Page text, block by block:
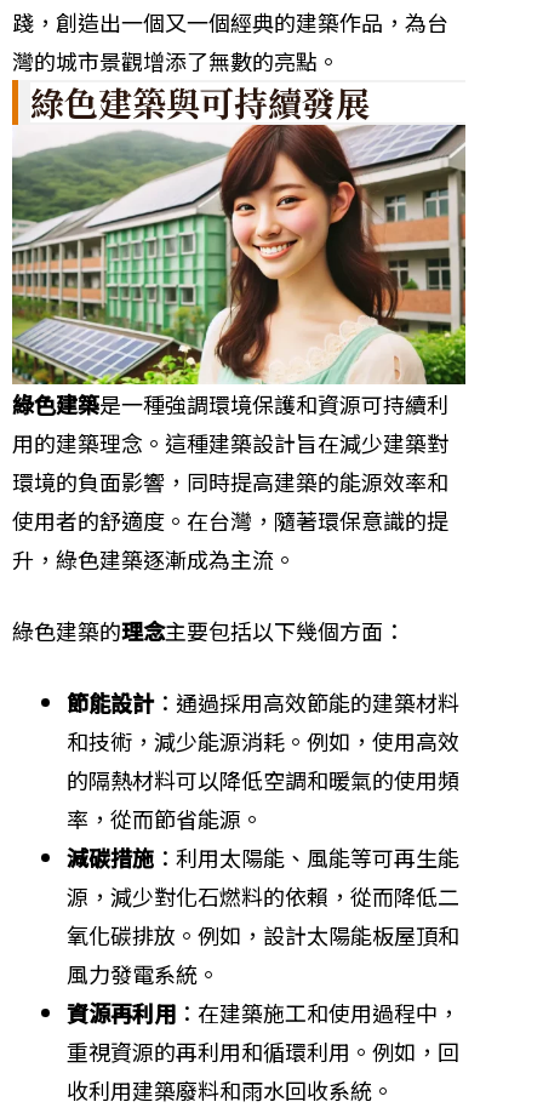
踐，創造出一個又一個經典的建築作品，為台
灣的城市景觀增添了無數的亮點。
綠色建築與可持續發展
綠色建築是一種強調環境保護和資源可持續利
用的建築理念。這種建築設計旨在減少建築對
環境的負面影響，同時提高建築的能源效率和
使用者的舒適度。在台灣，隨著環保意識的提
升，綠色建築逐漸成為主流。
綠色建築的理念主要包括以下幾個方面：
節能設計：通過採用高效節能的建築材料
和技術，減少能源消耗。例如，使用高效
的隔熱材料可以降低空調和暖氣的使用頻
率，從而節省能源。
減碳措施 ：利用太陽能、風能等可再生能
源，減少對化石燃料的依賴，從而降低二
氧化碳排放。例如，設計太陽能板屋頂和
風力發電系統。
資源再利用 ：在建築施工和使用過程中，
重視資源的再利用和循環利用。例如，回
收利用建築廢料和雨水回收系統。